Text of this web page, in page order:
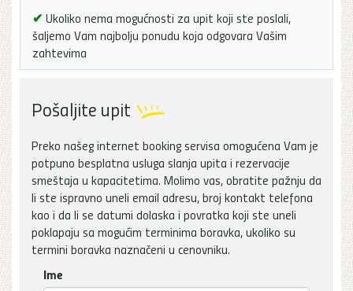
✔ Ukoliko nema mogućnosti za upit koji ste poslali,
šaljemo Vam najbolju ponudu koja odgovara Vašim
zahtevima
Pošaljite upit
Preko našeg internet booking servisa omogućena Vam je
potpuno besplatna usluga slanja upita i rezervacije
smeštaja u kapacitetima. Molimo vas, obratite pažnju da
li ste ispravno uneli email adresu, broj kontakt telefona
kao i da li se datumi dolaska i povratka koji ste uneli
poklapaju sa mogućim terminima boravka, ukoliko su
termini boravka naznačeni u cenovniku.
Ime